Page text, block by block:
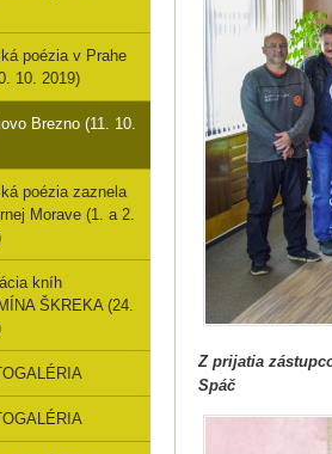
Z prijatia
Spáč
poézia v Prahe
10. 2019)
Brezno (11. 10.
poézia zaznela
Morave (1. a 2.
kníh
ŠKREKA (24.